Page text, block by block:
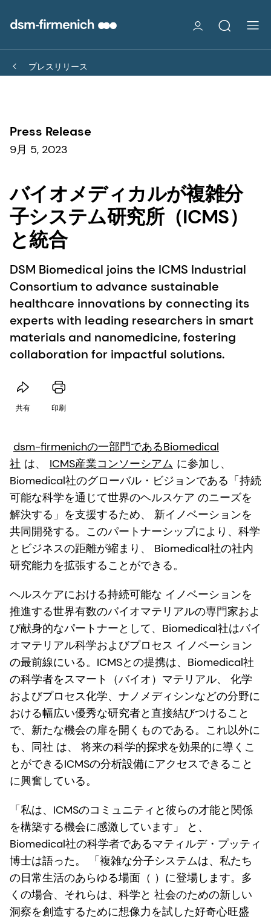
プレスリリース
Press Release
9月 5, 2023
バイオメディカルが複雑分
子システム研究所（ICMS）
と統合
DSM Biomedical joins the ICMS Industrial
Consortium to advance sustainable
healthcare innovations by connecting its
experts with leading researchers in smart
materials and nanomedicine, fostering
collaboration for impactful solutions.
共有 印刷
dsm-firmenichの一部門であるBiomedical
社 は、 ICMS産業コンソーシアム に参加し、
Biomedical社のグローバル・ビジョンである「持続
可能な科学を通じて世界のヘルスケア のニーズを
解決する」を支援するため、 新イノベーションを
共同開発する。このパートナーシップにより、科学
とビジネスの距離が縮まり、 Biomedical社の社内
研究能力を拡張することができる。
ヘルスケアにおける持続可能な イノベーションを
推進する世界有数のバイオマテリアルの専門家およ
び献身的なパートナーとして、Biomedical社はバイ
オマテリアル科学およびプロセス イノベーション
の最前線にいる。ICMSとの提携は、Biomedical社
の科学者をスマート（バイオ）マテリアル、 化学
およびプロセス化学、ナノメディシンなどの分野に
おける幅広い優秀な研究者と直接結びつけること
で、新たな機会の扉を開くものである。これ以外に
も、同社 は、 将来の科学的探求を効果的に導くこ
とができるICMSの分析設備にアクセスできること
に興奮している。
「私は、ICMSのコミュニティと彼らの才能と関係
を構築する機会に感激しています」 と、
Biomedical社の科学者であるマティルデ・プッティ
博士は語った。 「複雑な分子システムは、私たち
の日常生活のあらゆる場面（ ）に登場します。多
くの場合、それらは、科学と 社会のための新しい
洞察を創造するために想像力を試した好奇心旺盛